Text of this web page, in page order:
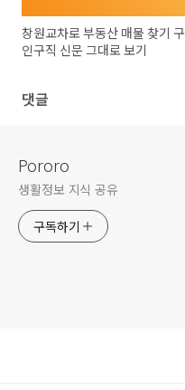
창원교차로 부동산 매물 찾기 구
인구직 신문 그대로 보기
댓글
Pororo
생활정보 지식 공유
구독하기